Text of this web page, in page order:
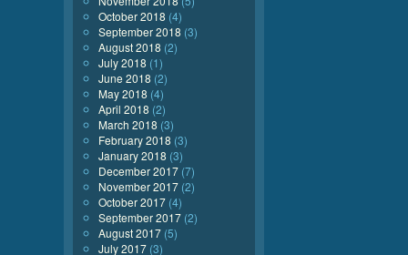
October 2018 (4)
September 2018 (3)
August 2018 (2)
July 2018 (1)
June 2018 (2)
May 2018 (4)
April 2018 (2)
March 2018 (3)
February 2018 (3)
January 2018 (3)
December 2017 (7)
November 2017 (2)
October 2017 (4)
September 2017 (2)
August 2017 (5)
July 2017 (3)